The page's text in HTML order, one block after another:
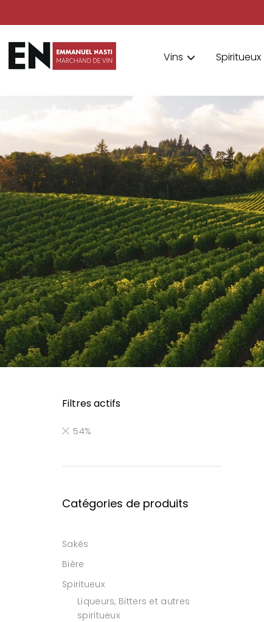
Vins Spiritueux
Filtres actifs
54%
Catégories de produits
Sakés
Bière
Spiritueux
Liqueurs, Bitters et autres
spiritueux